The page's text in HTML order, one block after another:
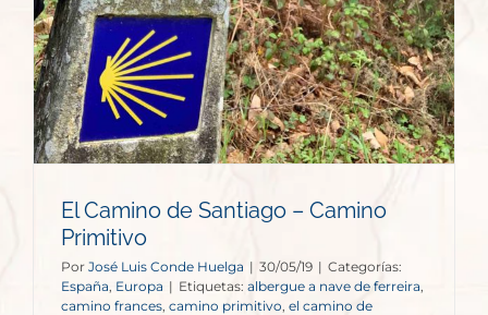
El Camino de Santiago – Camino
Primitivo
Por José Luis Conde Huelga | 30/05/19 | Categorías:
España Europa | Etiquetas: albergue a nave de ferreira,
camino frances, camino primitivo el camino de